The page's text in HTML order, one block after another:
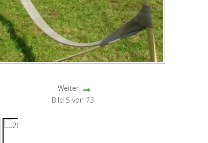
Weiter
Bild 5 von 73